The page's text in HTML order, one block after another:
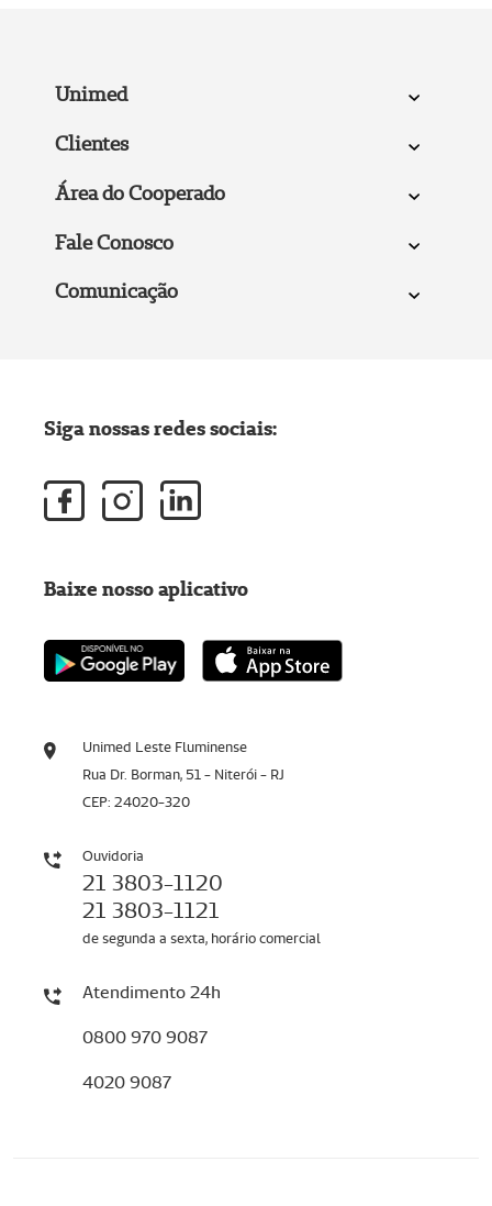
Unimed
Clientes
Área do Cooperado
Fale Conosco
Comunicação
Unimed Leste Fluminense
Rua Dr. Borman, 51 - Niterói - RJ
CEP: 24020-320
Ouvidoria
21 3803-1120
21 3803-1121
de segunda a sexta, horário comercial
Atendimento 24h
0800 970 9087
4020 9087
Siga nossas redes sociais:
Baixe nosso aplicativo